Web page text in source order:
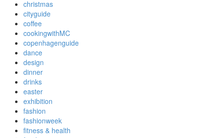
christmas
cityguide
coffee
cookingwithMC
copenhagenguide
dance
design
dinner
drinks
easter
exhibition
fashion
fashionweek
fitness & health